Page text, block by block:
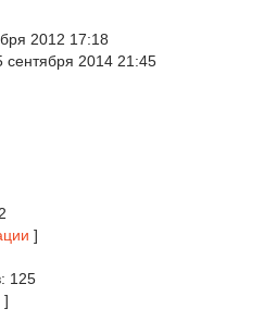
2012 17:18
2014 21:45
]
125
]